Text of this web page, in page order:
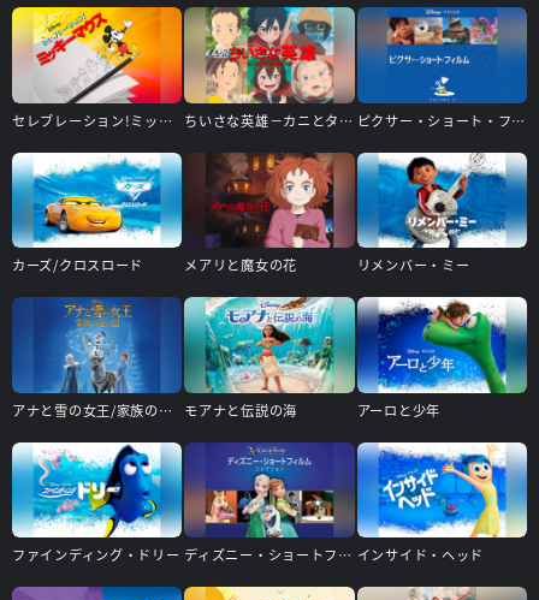
セレブレーション!ミッキーマウス ちいさな英雄－カニとタマゴと透明人間－ ピクサー・ショート・フィルム Vol.3
カーズ/クロスロード メアリと魔女の花 リメンバー・ミー
アナと雪の女王/家族の思い出 モアナと伝説の海 アーロと少年
ファインディング・ドリー ディズニー・ショートフィルム・コレクション インサイド・ヘッド